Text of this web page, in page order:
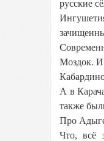
русские
Моздок. И
А в
также
Про
Что, всё